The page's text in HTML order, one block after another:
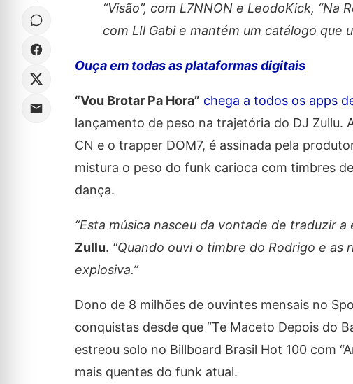
“Visão”, com L7NNON e LeodoKick, “Na
com LIl Gabi e mantém um catálogo que
Ouça em todas as plataformas digitais
“Vou Brotar Pa Hora” chega a todos os apps
lançamento de peso na trajetória do DJ Zullu.
CN e o trapper DOM7, é assinada pela
mistura o peso do funk carioca com timbres
dança.
“Esta música nasceu da vontade de traduzir
Zullu. “Quando ouvi o timbre do Rodrigo e as
explosiva.”
Dono de 8 milhões de ouvintes mensais no
conquistas desde que “Te Maceto Depois do
estreou solo no Billboard Brasil Hot 100 com
mais quentes do funk atual.